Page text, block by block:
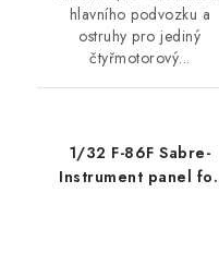
hlavního podvozku a
ostruhy pro jediný
čtyřmotorový...
1/32 F-86F Sabre-
Instrument panel